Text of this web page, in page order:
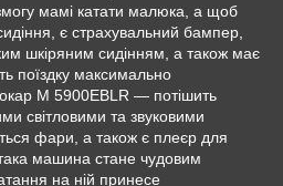
мамі катати малюка, а щоб
є страхувальний бампер,
шкіряним сидінням, а також має
поїздку максимально
M 5900EBLR — потішить
світловими та звуковими
фари, а також є плеєр для
машина стане чудовим
на ній принесе